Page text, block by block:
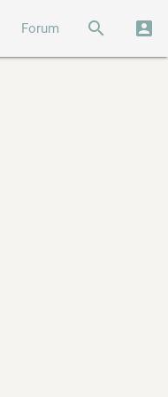
Forum search account_box